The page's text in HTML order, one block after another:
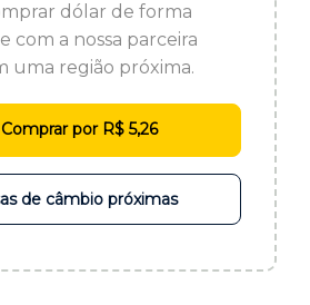
dólar de forma
com a nossa parceira
uma região próxima.
Comprar por R$ 5,26
de câmbio próximas